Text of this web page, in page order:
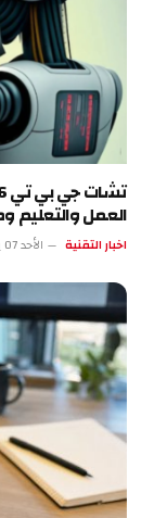
العمل والتعليم
اخبار التقنية الأحد 07 يونيو 6:37 م